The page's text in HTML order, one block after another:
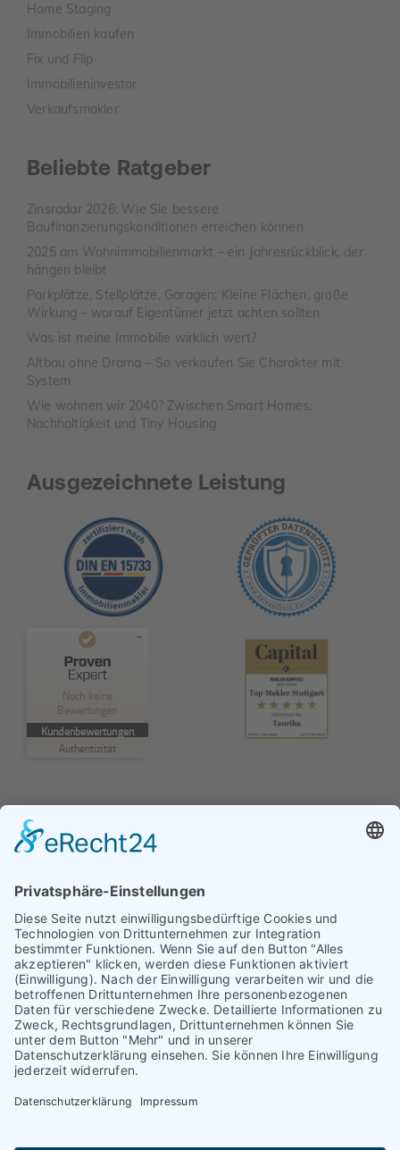
Home Staging
Immobilien kaufen
Fix und Flip
Immobilieninvestor
Verkaufsmakler
Beliebte Ratgeber
Zinsradar 2026: Wie Sie bessere
Baufinanzierungskonditionen erreichen können
2025 am Wohnimmobilienmarkt – ein Jahresrückblick, der
hängen bleibt
Parkplätze, Stellplätze, Garagen: Kleine Flächen, große
Wirkung – worauf Eigentümer jetzt achten sollten
Was ist meine Immobilie wirklich wert?
Altbau ohne Drama – So verkaufen Sie Charakter mit
System
Wie wohnen wir 2040? Zwischen Smart Homes,
Nachhaltigkeit und Tiny Housing
Ausgezeichnete Leistung
Noch keine
Bewertungen
Kundenbewertungen
Authentizität
Kundenbewertungen und Erfahrungen zu
MANGELHAFT
kontakt@tauriba.de
Haftungsauschluss: Alle auf diesen Seiten veröffentlichten
Informationen wurden nach bestem Wissen und
Gewissen erstellt. Alle Kundenmeinungen beruhen auf
echten Kundenaussagen. Niemand wurde in irgendeiner
Form für diese Videos oder schriftlichen Bewertungen
einen höheren Verkaufspreis oder ähnliches garantieren.